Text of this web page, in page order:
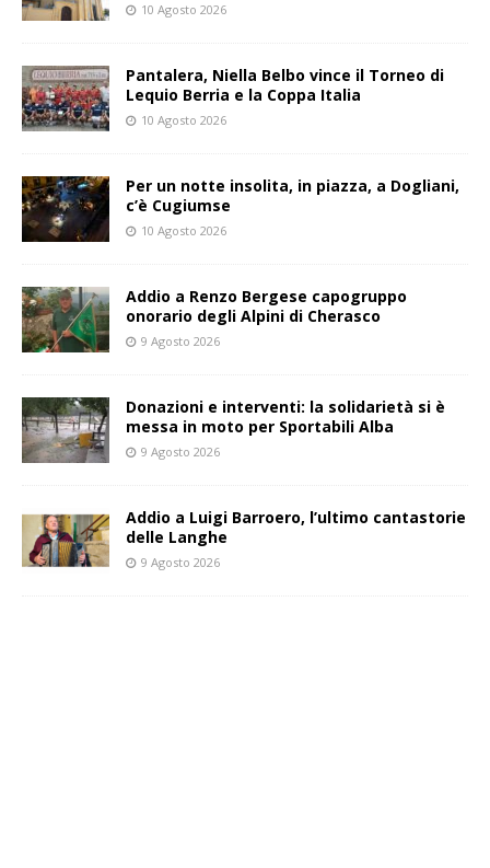
10 Agosto 2026
Pantalera, Niella Belbo vince il Torneo di
Lequio Berria e la Coppa Italia
10 Agosto 2026
Per un notte insolita, in piazza, a Dogliani,
c’è Cugiumse
10 Agosto 2026
Addio a Renzo Bergese capogruppo
onorario degli Alpini di Cherasco
9 Agosto 2026
Donazioni e interventi: la solidarietà si è
messa in moto per Sportabili Alba
9 Agosto 2026
Addio a Luigi Barroero, l’ultimo cantastorie
delle Langhe
9 Agosto 2026